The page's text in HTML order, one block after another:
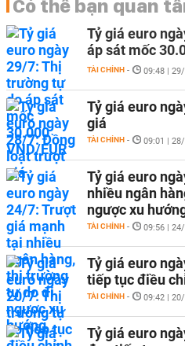
Có thể bạn quan
Tỷ giá euro
áp sát mốc
TÀI CHÍNH - 09:48 |
Tỷ giá euro
giá
TÀI CHÍNH - 09:01 |
Tỷ giá euro
nhiều ngân
ngược xu
TÀI CHÍNH - 09:56 |
Tỷ giá euro
tiếp tục điều
TÀI CHÍNH - 09:42 |
Tỷ giá euro